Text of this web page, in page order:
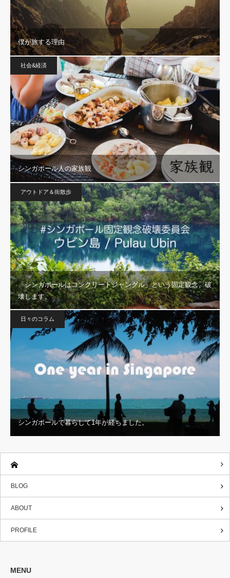
僕が旅する理由
社会&経済
シンガポール人の家族観
アウトドア＆街散歩
「シンガポールはコンクリートジャングル」という固定観念、破
壊します。
日々のコラム
シンガポールで暮らして1年が経ちました。
BLOG
ABOUT
PROFILE
MENU